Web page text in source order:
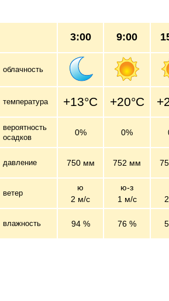
3:00 9:00
облачность
температура +13°C +20°C
вероятность
осадков
0% 0%
давление 750 мм 752 мм
ветер
ю
2 м/c
ю-з
1 м/c
влажность 94 % 76 %